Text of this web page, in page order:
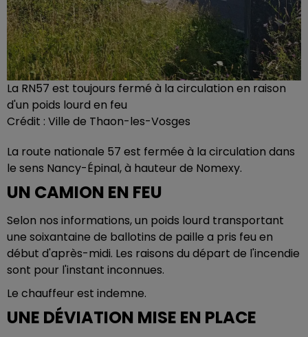
La RN57 est toujours fermé à la circulation en raison
d'un poids lourd en feu
Crédit : Ville de Thaon-les-Vosges
La route nationale 57 est fermée à la circulation dans
le sens Nancy-Épinal, à hauteur de Nomexy.
UN CAMION EN FEU
Selon nos informations, un poids lourd transportant
une soixantaine de ballotins de paille a pris feu en
début d'après-midi. Les raisons du départ de l'incendie
sont pour l'instant inconnues.
Le chauffeur est indemne.
UNE DÉVIATION MISE EN PLACE